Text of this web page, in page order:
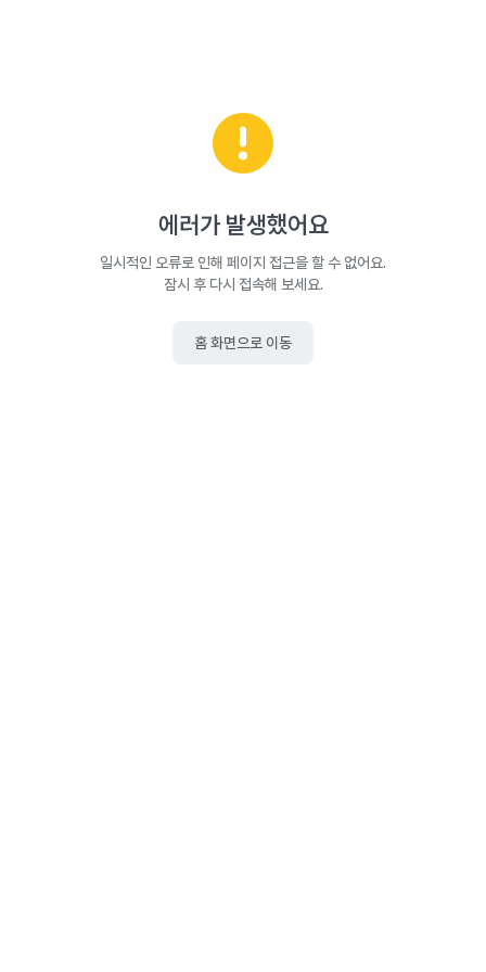
에러가 발생했어요
일시적인 오류로 인해 페이지 접근을 할 수 없어요.
잠시 후 다시 접속해 보세요.
홈 화면으로 이동